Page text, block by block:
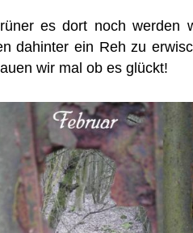
es dort noch werden
dahinter ein Reh zu
wir mal ob es glückt!